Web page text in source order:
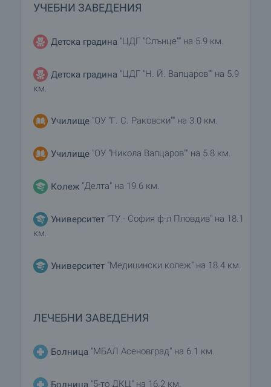
УЧЕБНИ ЗАВЕДЕНИЯ
Детска градина "ЦДГ "Слънце"" на 5.9 км.
Детска градина "ЦДГ "Н. Й. Вапцаров"" на 5.9
км.
Училище "ОУ "Г. С. Раковски"" на 3.0 км.
Училище "ОУ "Никола Вапцаров"" на 5.8 км.
Колеж "Делта" на 19.6 км.
Университет "ТУ - София ф-л Пловдив" на 18.1
км.
Университет "Медицински колеж" на 18.4 км.
ЛЕЧЕБНИ ЗАВЕДЕНИЯ
Болница "МБАЛ Асеновград" на 6.1 км.
Болница "5-то ДКЦ" на 16.2 км.